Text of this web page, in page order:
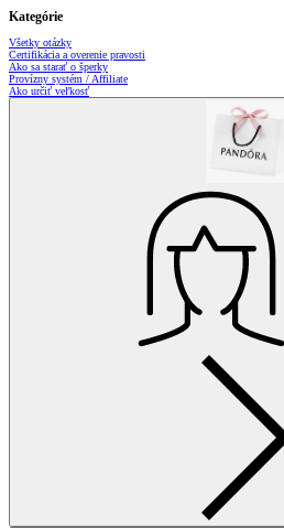
Kategórie
Všetky otázky
Certifikácia a overenie pravosti
Ako sa starať o šperky
Provízny systém / Affiliate
Ako určiť veľkosť